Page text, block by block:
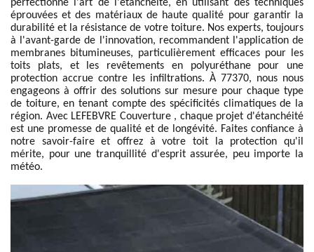
perfectionné l'art de l'étanchéité, en utilisant des techniques
éprouvées et des matériaux de haute qualité pour garantir la
durabilité et la résistance de votre toiture. Nos experts, toujours
à l'avant-garde de l'innovation, recommandent l'application de
membranes bitumineuses, particulièrement efficaces pour les
toits plats, et les revêtements en polyuréthane pour une
protection accrue contre les infiltrations. À 77370, nous nous
engageons à offrir des solutions sur mesure pour chaque type
de toiture, en tenant compte des spécificités climatiques de la
région. Avec LEFEBVRE Couverture , chaque projet d'étanchéité
est une promesse de qualité et de longévité. Faites confiance à
notre savoir-faire et offrez à votre toit la protection qu'il
mérite, pour une tranquillité d'esprit assurée, peu importe la
météo.